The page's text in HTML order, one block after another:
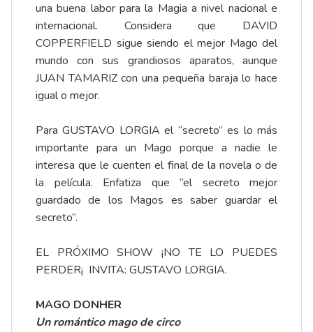
una buena labor para la Magia a nivel nacional e
internacional. Considera que DAVID
COPPERFIELD sigue siendo el mejor Mago del
mundo con sus grandiosos aparatos, aunque
JUAN TAMARIZ con una pequeña baraja lo hace
igual o mejor.
Para GUSTAVO LORGIA el “secreto” es lo más
importante para un Mago porque a nadie le
interesa que le cuenten el final de la novela o de
la película. Enfatiza que “el secreto mejor
guardado de los Magos es saber guardar el
secreto”.
EL PRÓXIMO SHOW ¡NO TE LO PUEDES
PERDER¡ INVITA: GUSTAVO LORGIA.
MAGO DONHER
Un romántico mago de circo